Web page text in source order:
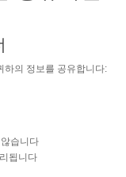
하의 정보를 공유합니다:
습니다
됩니다